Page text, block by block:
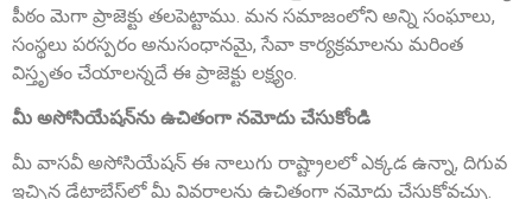
పీఠం మెగా ప్రాజెక్టు తలపెట్టాము. మన సమాజంలోని అన్ని సంఘాలు,
సంస్థలు పరస్పరం అనుసంధానమై, సేవా కార్యక్రమాలను మరింత
విస్తృతం చేయాలన్నదే ఈ ప్రాజెక్టు లక్ష్యం.
మీ అసోసియేషన్‌ను ఉచితంగా నమోదు చేసుకోండి
మీ వాసవీ అసోసియేషన్ ఈ నాలుగు రాష్ట్రాలలో ఎక్కడ ఉన్నా, దిగువ
ఇచ్చిన డేటాబేస్‌లో మీ వివరాలను ఉచితంగా నమోదు చేసుకోవచ్చు.